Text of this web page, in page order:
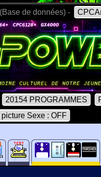
(Base de données) -
20154 PROGRAMMES
picture Sexe : OFF